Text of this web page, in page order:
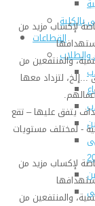
بالكلية
القطاعات
والطلاب
لإكساب مزيد من
والمنتفعين من
لتزداد معها
يتفق عليها – تقع
- لمختلف مستويات
لإكساب مزيد من
والمنتفعين من